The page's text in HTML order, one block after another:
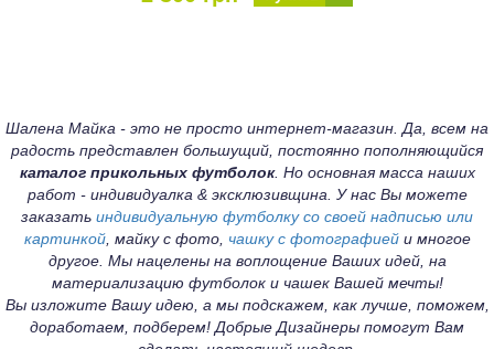
Шалена Майка - это не просто интернет-магазин. Да, всем на
радость представлен большущий, постоянно пополняющийся
каталог прикольных футболок. Но основная масса наших
работ - индивидуалка & эксклюзивщина. У нас Вы можете
заказать индивидуальную футболку со своей надписью или
картинкой, майку с фото, чашку с фотографиейи многое
другое. Мы нацелены на воплощение Ваших идей, на
материализацию футболок и чашек Вашей мечты!
Вы изложите Вашу идею, а мы подскажем, как лучше, поможем,
доработаем, подберем! Добрые Дизайнеры помогут Вам